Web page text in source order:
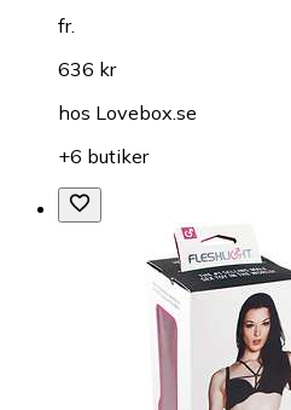
fr.
636 kr
hos Lovebox.se
+6 butiker